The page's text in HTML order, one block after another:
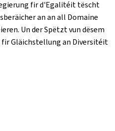
fir d'Egalitéit tëscht
an an all Domaine
Un der Spëtzt vun dësem
Gläichstellung an Diversitéit